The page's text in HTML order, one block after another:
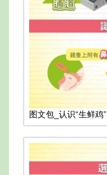
图文包_认识“生鲜鸡”